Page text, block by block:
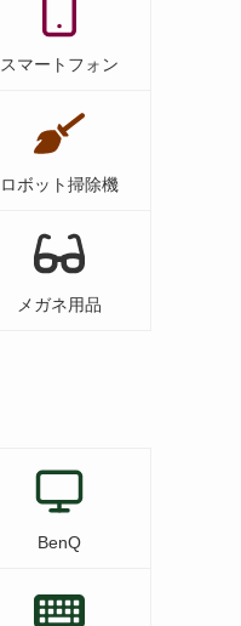
スマートフォン
ロボット掃除機
メガネ用品
BenQ